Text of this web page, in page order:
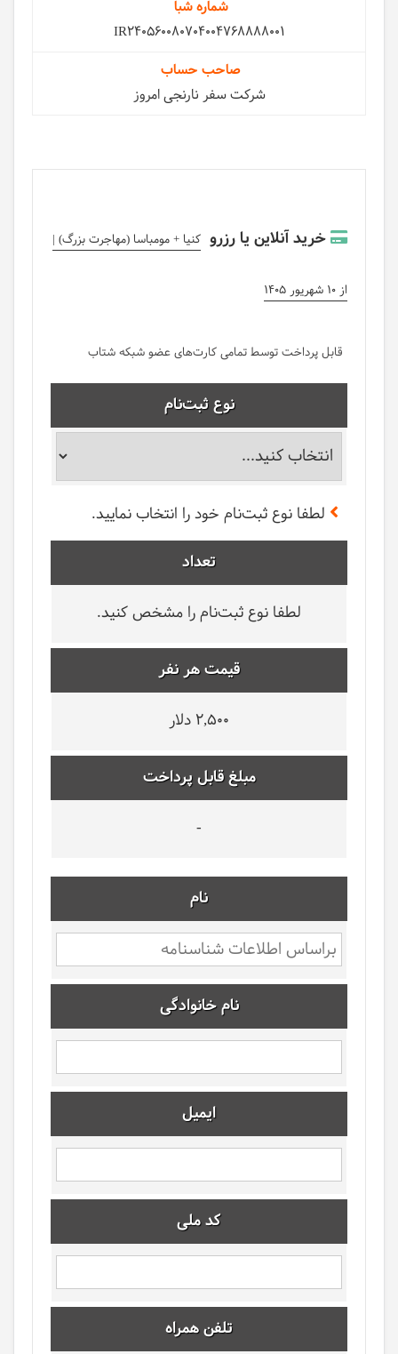
IR240560080704004768888001
شرکت سفر نارنجی امروز
خرید آنلاین یا رزرو کنیا + مومباسا (مهاجرت بزرگ) |
از 10 شهریور 1405
قابل پرداخت توسط تمامی کارت‌های عضو شبکه شتاب
نوع ثبت‌نام
لطفا نوع ثبت‌نام خود را انتخاب نمایید.
تعداد
لطفا نوع ثبت‌نام را مشخص کنید.
قیمت هر نفر
2,500 دلار
مبلغ قابل پرداخت
-
نام
نام خانوادگی
ایمیل
کد ملی
تلفن همراه